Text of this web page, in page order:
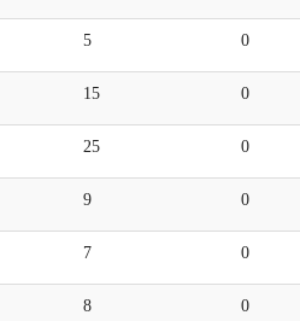
5 0
15 0
25 0
9 0
7 0
8 0